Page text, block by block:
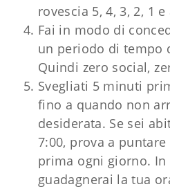
rovescia 5, 4, 3, 2, 1 e
Fai in modo di
un periodo di tempo
Quindi zero social,
Svegliati 5 minuti
fino a quando non
desiderata. Se sei
7:00, prova a
prima ogni giorno.
guadagnerai la tua